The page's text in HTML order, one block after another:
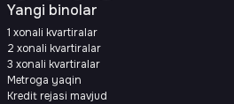
Yangi binolar
1 xonali kvartiralar
2 xonali kvartiralar
3 xonali kvartiralar
Metroga yaqin
Kredit rejasi mavjud